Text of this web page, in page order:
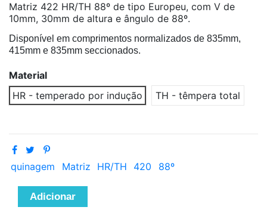
Matriz 422 HR/TH 88º de tipo Europeu, com V de
10mm, 30mm de altura e ângulo de 88º.
Disponível em comprimentos normalizados de 835mm,
415mm e 835mm seccionados.
Material
HR - temperado por indução
TH - têmpera total
quinagem Matriz HR/TH 420 88º
Adicionar